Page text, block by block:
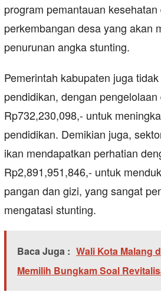
program pemantauan
perkembangan desa yang akan
penurunan angka stunting.
Pemerintah kabupaten juga
pendidikan, dengan
Rp732,230,098,- untuk
pendidikan. Demikian juga,
ikan mendapatkan perhatian
Rp2,891,951,846,- untuk
pangan dan gizi, yang sangat
mengatasi stunting.
Baca Juga : Wali Kota Malang
Memilih Bungkam Soal